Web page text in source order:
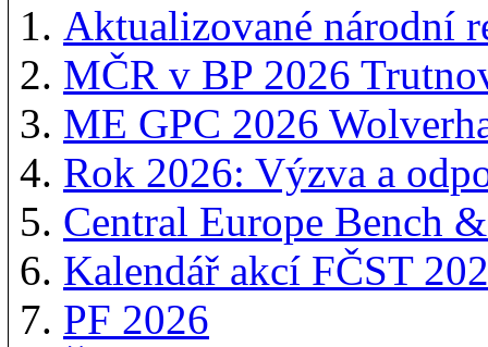
Aktualizované národní
MČR v BP 2026
ME GPC 2026
Rok 2026: Výzva a
Central Europe Bench
Kalendář akcí FČST
PF 2026